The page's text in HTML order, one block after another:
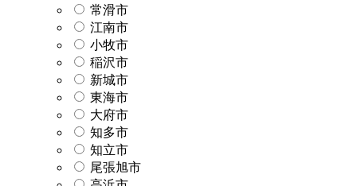
常滑市
江南市
小牧市
稲沢市
新城市
東海市
大府市
知多市
知立市
尾張旭市